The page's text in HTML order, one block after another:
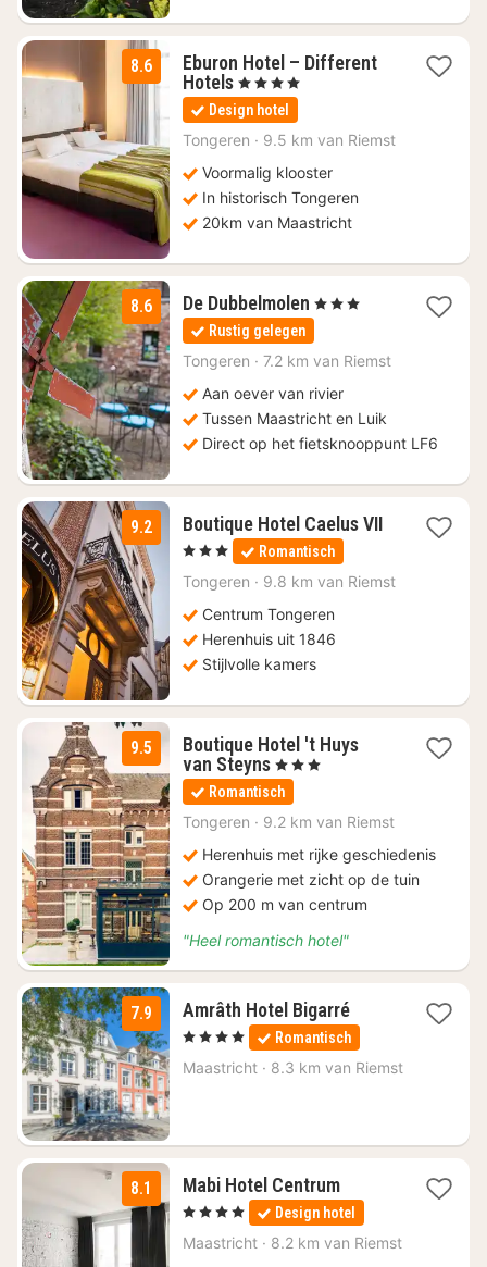
8.6
Eburon Hotel – Different
Hotels1
nacht
vanaf
€
, 4 Sterren
Design hotel
Tongeren · 9.5 km van Riemst
Voormalig klooster
In historisch Tongeren
20km van Maastricht
8.6 De Dubbelmolen 2
nachten
vanaf
€
, 3 Sterren
Rustig gelegen
Tongeren · 7.2 km van Riemst
Aan oever van rivier
Tussen Maastricht en Luik
Direct op het fietsknooppunt LF6
9.2 Boutique Hotel Caelus VII1
€
, 3 Sterren Romantisch
Tongeren · 9.8 km van Riemst
Centrum Tongeren
Herenhuis uit 1846
Stijlvolle kamers
9.5
Boutique Hotel 't Huys
van Steyns1
nacht
vanaf
€
, 3 Sterren
Romantisch
Tongeren · 9.2 km van Riemst
Herenhuis met rijke geschiedenis
Orangerie met zicht op de tuin
Op 200 m van centrum
"Heel romantisch hotel"
7.9 Amrâth Hotel Bigarré1
nacht
vanaf
€
, 4 Sterren Romantisch
Maastricht · 8.3 km van Riemst
8.1 Mabi Hotel Centrum1
nacht
vanaf
€
, 4 Sterren Design hotel
Maastricht · 8.2 km van Riemst